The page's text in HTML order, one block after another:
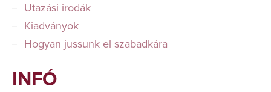
Utazási irodák
Kiadványok
Hogyan jussunk el szabadkára
INFÓ